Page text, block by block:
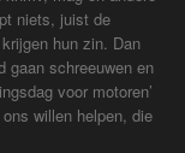
niets, juist de
hun zin. Dan
gaan schreeuwen en
voor motoren’
willen helpen, die